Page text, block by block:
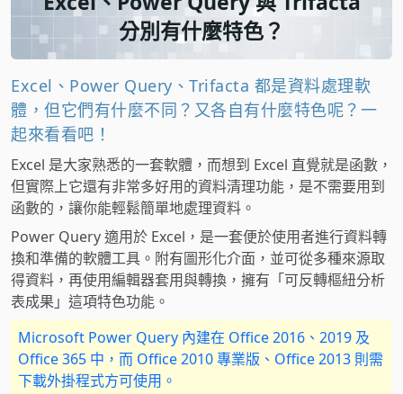
分別有什麼特色？
Excel、Power Query、Trifacta 都是資料處理軟
體，但它們有什麼不同？又各自有什麼特色呢？一
起來看看吧！
Excel 是大家熟悉的一套軟體，而想到 Excel 直覺就是函數，
但實際上它還有非常多好用的資料清理功能，是不需要用到
函數的，讓你能輕鬆簡單地處理資料。
Power Query 適用於 Excel，是一套便於使用者進行資料轉
換和準備的軟體工具。附有圖形化介面，並可從多種來源取
得資料，再使用編輯器套用與轉換，擁有「可反轉樞紐分析
表成果」這項特色功能。
Microsoft Power Query 內建在 Office 2016、2019 及
Office 365 中，而 Office 2010 專業版、Office 2013 則需
下載外掛程式方可使用。